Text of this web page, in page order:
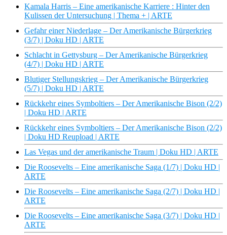
Kamala Harris – Eine amerikanische Karriere : Hinter den
Kulissen der Untersuchung | Thema + | ARTE
Gefahr einer Niederlage – Der Amerikanische Bürgerkrieg
(3/7) | Doku HD | ARTE
Schlacht in Gettysburg – Der Amerikanische Bürgerkrieg
(4/7) | Doku HD | ARTE
Blutiger Stellungskrieg – Der Amerikanische Bürgerkrieg
(5/7) | Doku HD | ARTE
Rückkehr eines Symboltiers – Der Amerikanische Bison (2/2)
| Doku HD | ARTE
Rückkehr eines Symboltiers – Der Amerikanische Bison (2/2)
| Doku HD Reupload | ARTE
Las Vegas und der amerikanische Traum | Doku HD | ARTE
Die Roosevelts – Eine amerikanische Saga (1/7) | Doku HD |
ARTE
Die Roosevelts – Eine amerikanische Saga (2/7) | Doku HD |
ARTE
Die Roosevelts – Eine amerikanische Saga (3/7) | Doku HD |
ARTE